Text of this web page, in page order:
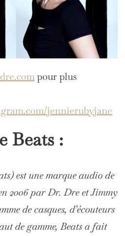
pour plus
jennierubyjane
Beats :
est une marque audio de
2006 par Dr. Dre et Jimmy
de casques, d’écouteurs
de gamme, Beats a fait